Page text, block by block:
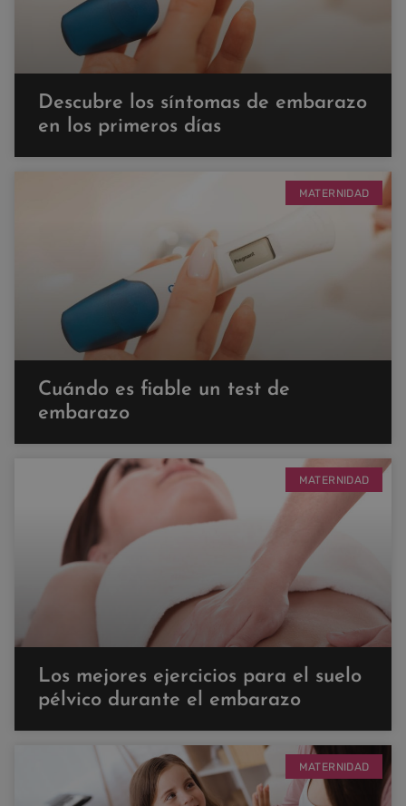
Descubre los síntomas de embarazo
en los primeros días
MATERNIDAD
Cuándo es fiable un test de
embarazo
MATERNIDAD
Los mejores ejercicios para el suelo
pélvico durante el embarazo
MATERNIDAD